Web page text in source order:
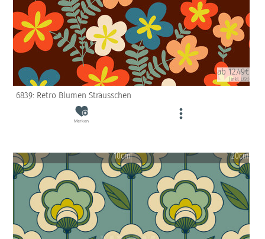
ab 12.49€
(inkl. USt)
6839: Retro Blumen Sträusschen
Merken
10cm 20cm